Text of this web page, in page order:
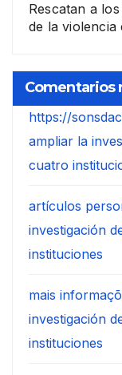
Rescatan a
de la
Comentarios
https://
ampliar la
cuatro
artículos
investigación
instituciones
mais
investigación
instituciones